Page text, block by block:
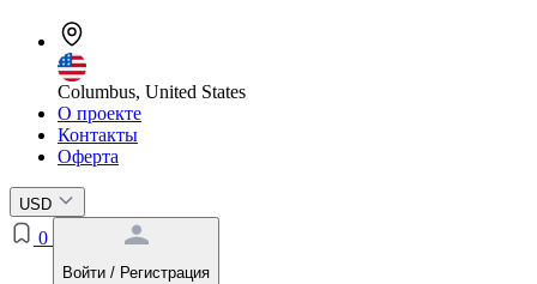
Columbus, United States
О проекте
Контакты
Оферта
USD
0
Войти / Регистрация